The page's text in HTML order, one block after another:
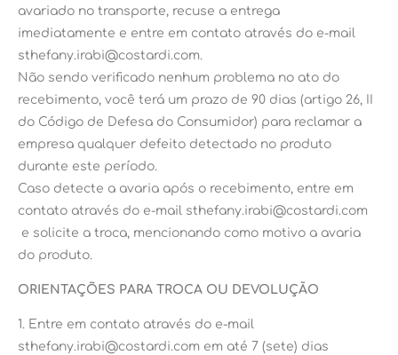
avariado no transporte, recuse a entrega
imediatamente e entre em contato através do e-mail
sthefany.irabi@costardi.com.
Não sendo verificado nenhum problema no ato do
recebimento, você terá um prazo de 90 dias (artigo 26, II
do Código de Defesa do Consumidor) para reclamar a
empresa qualquer defeito detectado no produto
durante este período.
Caso detecte a avaria após o recebimento, entre em
contato através do e-mail sthefany.irabi@costardi.com
e solicite a troca, mencionando como motivo a avaria
do produto.
ORIENTAÇÕES PARA TROCA OU DEVOLUÇÃO
1. Entre em contato através do e-mail
sthefany.irabi@costardi.com em até 7 (sete) dias